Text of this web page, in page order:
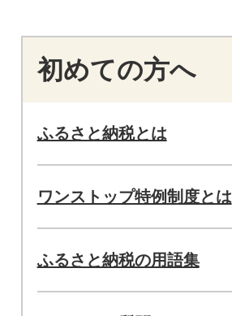
初めての方へ
ふるさと納税とは
ワンストップ特例制度とは
ふるさと納税の用語集